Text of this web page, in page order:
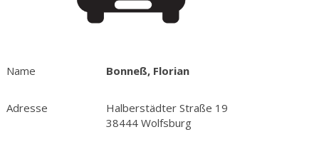
Name Bonneß, Florian
Adresse
Halberstädter Straße 19
38444 Wolfsburg